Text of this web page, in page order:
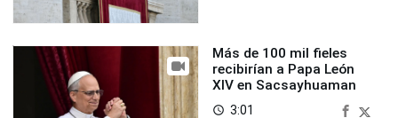
Más de 100 mil fieles
recibirían a Papa León
XIV en Sacsayhuaman
access_time 3:01